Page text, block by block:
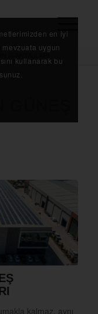
AVANTAJLARI
GÜNEŞ
kalmaz, aynı
en iyi
uygun
kullanarak bu